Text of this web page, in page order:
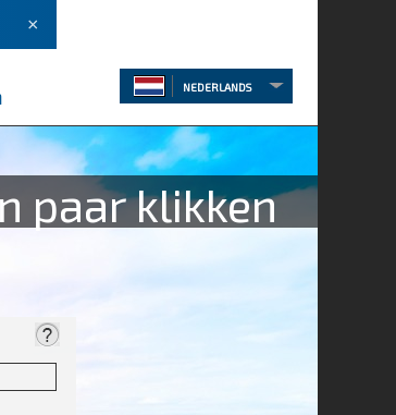
×
NEDERLANDS
paar klikken